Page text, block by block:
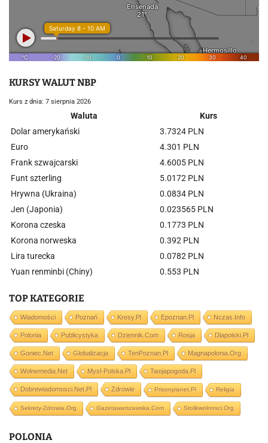
KURSY WALUT NBP
Kurs z dnia: 7 sierpnia 2026
Waluta
Kurs
Dolar amerykański
3.7324 PLN
Euro
4.301 PLN
Frank szwajcarski
4.6005 PLN
Funt szterling
5.0172 PLN
Hrywna (Ukraina)
0.0834 PLN
Jen (Japonia)
0.023565 PLN
Korona czeska
0.1773 PLN
Korona norweska
0.392 PLN
Lira turecka
0.0782 PLN
Yuan renminbi (Chiny)
0.553 PLN
TOP KATEGORIE
Wiadomości Poznań Kresy.pl Epoznan.pl Nczas.info
Polonia Publicystyka Dziennik.com Rosja Dlapolski.pl
Goniec.net Globalizacja TenPoznan.pl Magnapolonia.org
Wolnemedia.net Mysl-Polska.pl Twojapogoda.pl
Dobrewiadomosci.net.pl Zdrowie Prisonplanet.pl Religia
Sekrety-Zdrowia.org Gazetawarszawska.com Stolikwolnosci.org
POLONIA